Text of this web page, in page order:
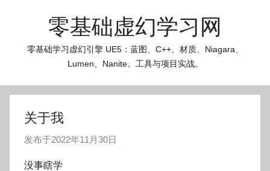
零基础虚幻学习网
零基础学习虚幻引擎 UE5：蓝图、C++、材质、Niagara、
Lumen、Nanite、工具与项目实战。
关于我
发布于2022年11月30日
没事瞎学